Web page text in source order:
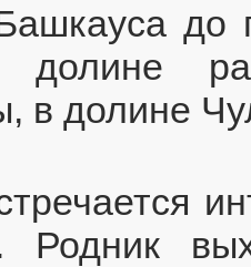
до
в долине
Родник